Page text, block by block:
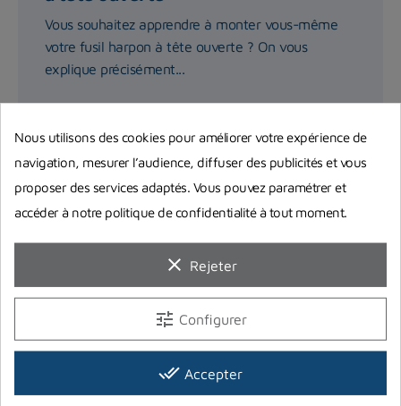
Vous souhaitez apprendre à monter vous-même
votre fusil harpon à tête ouverte ? On vous
explique précisément...
Nous utilisons des cookies pour améliorer votre expérience de
navigation, mesurer l’audience, diffuser des publicités et vous
proposer des services adaptés. Vous pouvez paramétrer et
accéder à notre politique de confidentialité à tout moment.
clear Rejeter
tune Configurer
done_all Accepter